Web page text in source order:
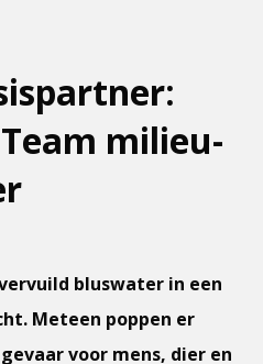
milieu-
bluswater in een
Meteen poppen er
voor mens, dier en